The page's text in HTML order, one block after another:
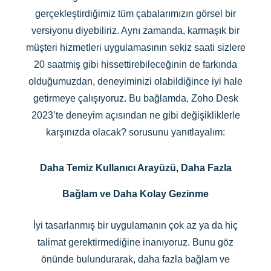
gerçekleştirdiğimiz tüm çabalarımızın görsel bir
versiyonu diyebiliriz. Aynı zamanda, karmaşık bir
müşteri hizmetleri uygulamasının sekiz saati sizlere
20 saatmiş gibi hissettirebileceğinin de farkında
olduğumuzdan, deneyiminizi olabildiğince iyi hale
getirmeye çalışıyoruz. Bu bağlamda, Zoho Desk
2023’te deneyim açısından ne gibi değişikliklerle
karşınızda olacak? sorusunu yanıtlayalım:
Daha Temiz Kullanıcı Arayüzü, Daha Fazla
Bağlam ve Daha Kolay Gezinme
İyi tasarlanmış bir uygulamanın çok az ya da hiç
talimat gerektirmediğine inanıyoruz. Bunu göz
önünde bulundurarak, daha fazla bağlam ve